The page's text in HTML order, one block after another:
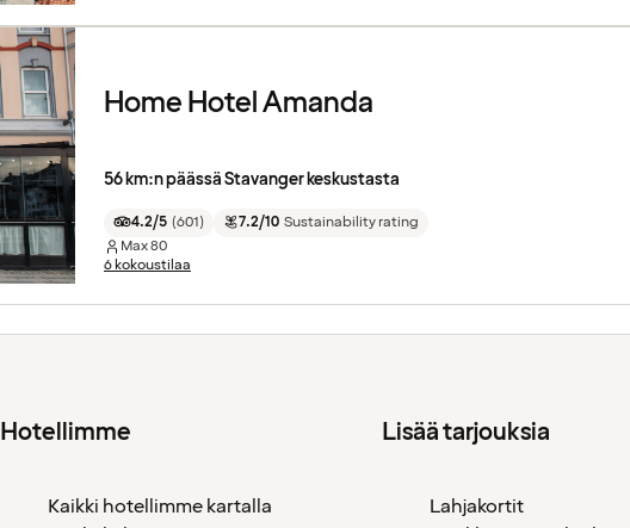
Home Hotel Amanda
56 km:n päässä Stavanger keskustasta
4.2/5 (601) 7.2/10 Sustainability rating
Max80
6 kokoustilaa
Hotellimme
Kaikki hotellimme kartalla
Lisää tarjouksia
Lahjakortit